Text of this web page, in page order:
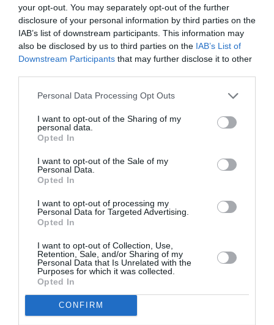
your opt-out. You may separately opt-out of the further
disclosure of your personal information by third parties on the
IAB’s list of downstream participants. This information may
also be disclosed by us to third parties on the IAB’s List of
Downstream Participants that may further disclose it to other
Personal Data Processing Opt Outs
I want to opt-out of the Sharing of my
personal data.
Opted In
I want to opt-out of the Sale of my
Personal Data.
Opted In
I want to opt-out of processing my
Personal Data for Targeted Advertising.
Opted In
I want to opt-out of Collection, Use,
Retention, Sale, and/or Sharing of my
Personal Data that Is Unrelated with the
Purposes for which it was collected.
Opted In
CONFIRM
ΠΑΡΑΛΛΗΛΕΣ ΔΡΑΣΤΗΡΙΟΤΗΤΕΣ
Παραλία Αιγιάλης – πρωινή Yoga στην αμμουδιά
Χώρα – πρωινή ομαδική πεζοπορία
Ταυτότητα Εκδήλωσης
Από: 27/07/2026
Τοποθεσία:
Διάφορες τοποθεσίες στην Αμοργό
Eισιτήρια:
Full Festival (Last Chance): 58,00€
Ακολουθήστε το Culturenow.gr στο
μάθετε πρώτοι όλες τις ειδήσεις